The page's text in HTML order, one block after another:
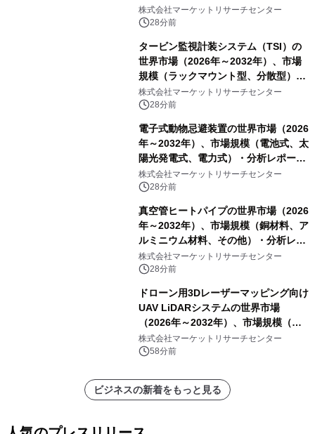
輪駆動、前輪操舵）・分析レポートを
発表
株式会社マーケットリサーチセンター
28分前
タービン監視計装システム（TSI）の
世界市場（2026年～2032年）、市場
規模（ラックマウント型、分散型）・
分析レポートを発表
株式会社マーケットリサーチセンター
28分前
電子式動物忌避装置の世界市場（2026
年～2032年）、市場規模（電池式、太
陽光発電式、電力式）・分析レポート
を発表
株式会社マーケットリサーチセンター
28分前
真空管ヒートパイプの世界市場（2026
年～2032年）、市場規模（銅材料、ア
ルミニウム材料、その他）・分析レポ
ートを発表
株式会社マーケットリサーチセンター
28分前
ドローン用3Dレーザーマッピング向け
UAV LiDARシステムの世界市場
（2026年～2032年）、市場規模（長
距離LiDARシステム、中距離LiDARシ
ステム、短距離LiDARシステム）・分
株式会社マーケットリサーチセンター
58分前
ビジネスの新着をもっと見る